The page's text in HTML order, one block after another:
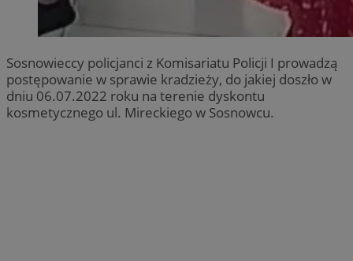
Sosnowieccy policjanci z Komisariatu Policji I prowadzą
postępowanie w sprawie kradzieży, do jakiej doszło w
dniu 06.07.2022 roku na terenie dyskontu
kosmetycznego ul. Mireckiego w Sosnowcu.